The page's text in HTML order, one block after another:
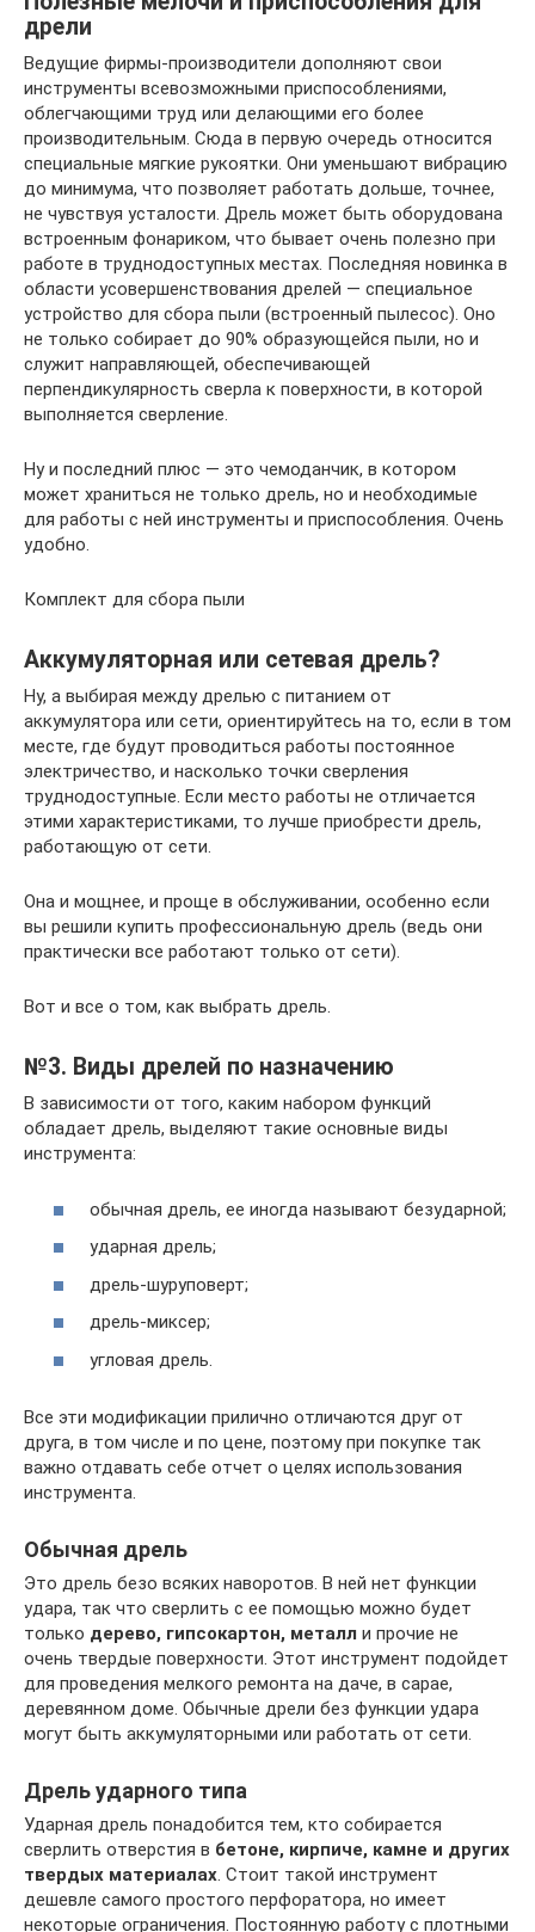
дрели
Ведущие фирмы-производители дополняют свои
инструменты всевозможными приспособлениями,
облегчающими труд или делающими его более
производительным. Сюда в первую очередь относится
специальные мягкие рукоятки. Они уменьшают вибрацию
до минимума, что позволяет работать дольше, точнее,
не чувствуя усталости. Дрель может быть оборудована
встроенным фонариком, что бывает очень полезно при
работе в труднодоступных местах. Последняя новинка в
области усовершенствования дрелей — специальное
устройство для сбора пыли (встроенный пылесос). Оно
не только собирает до 90% образующейся пыли, но и
служит направляющей, обеспечивающей
перпендикулярность сверла к поверхности, в которой
выполняется сверление.
Ну и последний плюс — это чемоданчик, в котором
может храниться не только дрель, но и необходимые
для работы с ней инструменты и приспособления. Очень
удобно.
Комплект для сбора пыли
Аккумуляторная или сетевая дрель?
Ну, а выбирая между дрелью с питанием от
аккумулятора или сети, ориентируйтесь на то, если в том
месте, где будут проводиться работы постоянное
электричество, и насколько точки сверления
труднодоступные. Если место работы не отличается
этими характеристиками, то лучше приобрести дрель,
работающую от сети.
Она и мощнее, и проще в обслуживании, особенно если
вы решили купить профессиональную дрель (ведь они
практически все работают только от сети).
Вот и все о том, как выбрать дрель.
№3. Виды дрелей по назначению
В зависимости от того, каким набором функций
обладает дрель, выделяют такие основные виды
инструмента:
обычная дрель, ее иногда называют безударной;
ударная дрель;
дрель-шуруповерт;
дрель-миксер;
угловая дрель.
Все эти модификации прилично отличаются друг от
друга, в том числе и по цене, поэтому при покупке так
важно отдавать себе отчет о целях использования
инструмента.
Обычная дрель
Это дрель безо всяких наворотов. В ней нет функции
удара, так что сверлить с ее помощью можно будет
только дерево, гипсокартон, металл и прочие не
очень твердые поверхности. Этот инструмент подойдет
для проведения мелкого ремонта на даче, в сарае,
деревянном доме. Обычные дрели без функции удара
могут быть аккумуляторными или работать от сети.
Дрель ударного типа
Ударная дрель понадобится тем, кто собирается
сверлить отверстия в бетоне, кирпиче, камне и других
твердых материалах . Стоит такой инструмент
дешевле самого простого перфоратора, но имеет
некоторые ограничения. Постоянную работу с плотными